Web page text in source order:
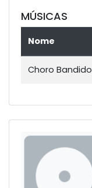
MÚSICAS
Nome
Choro Bandido